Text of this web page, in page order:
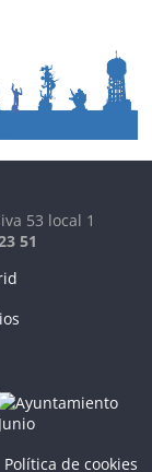
53 local 1
51
Política de cookies